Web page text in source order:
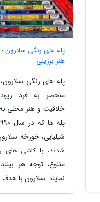
پله های رنگی سلارون ؛
هنر برزیلی
پله های رنگی
منحصر به فرد
خلاقیت و هنر محلی
شیلیایی، خورخه
شدند، با کاشی های
متنوع، توجه هر
نمایند. سلارون با هدف